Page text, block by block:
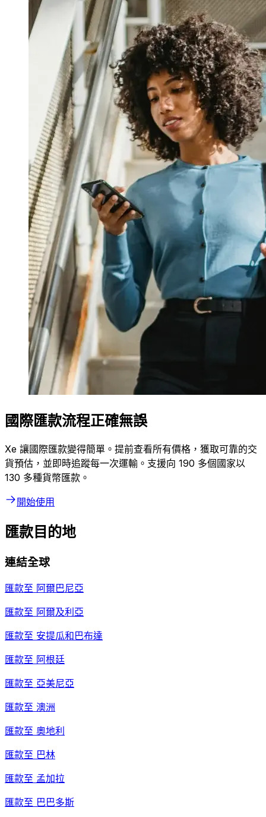
國際匯款流程正確無誤
Xe 讓國際匯款變得簡單。提前查看所有價格，獲取可靠的交
貨預估，並即時追蹤每一次運輸。支援向 190 多個國家以
130 多種貨幣匯款。
開始使用
匯款目的地
連結全球
匯款至 阿爾巴尼亞
匯款至 阿爾及利亞
匯款至 安提瓜和巴布達
匯款至 阿根廷
匯款至 亞美尼亞
匯款至 澳洲
匯款至 奧地利
匯款至 巴林
匯款至 孟加拉
匯款至 巴巴多斯